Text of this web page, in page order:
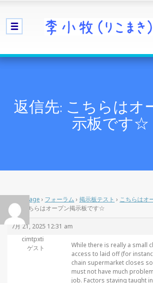
返信先: こちらはオ
示板です☆
Home Page › フォーラム › 掲示板テスト › こちらはオ
信先: こちらはオープン掲示板です☆
7月 21, 2025 12:31 am
cimtpxti
ゲスト
While there is really a small
access to laid off (for
chain supermarket closes
must not have much
job. Factors staying taught